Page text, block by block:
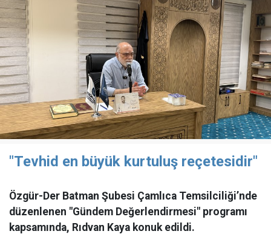
"Tevhid en büyük kurtuluş reçetesidir"
Özgür-Der Batman Şubesi Çamlıca Temsilciliği’nde
düzenlenen "Gündem Değerlendirmesi" programı
kapsamında, Rıdvan Kaya konuk edildi.